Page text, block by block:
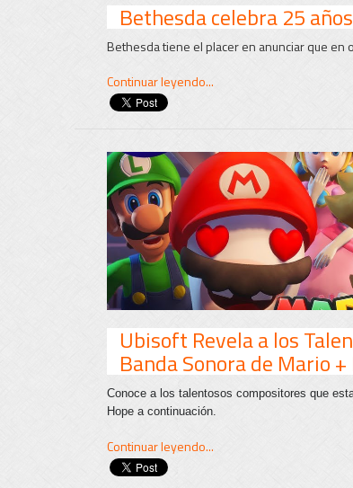
Bethesda celebra 25
Bethesda tiene el placer en anunciar que en
Continuar leyendo...
Ubisoft Revela a los
Banda Sonora de Mario
Conoce a los talentosos compositores que
Hope a continuación.
Continuar leyendo...